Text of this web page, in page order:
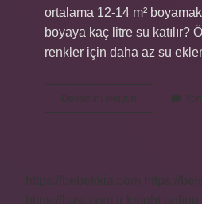
ortalama 12-14 m²
boyaya kaç litre su katılır?
renkler için daha az su
Devamını okuyun
Yaparken
https://bebekkia.com
https://
https://basi.com.tr
knight online